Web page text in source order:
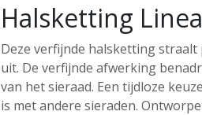
Halsketting Linea
Deze verfijnde halsketting
uit. De verfijnde afwerking
van het sieraad. Een tijdloze
is met andere sieraden.